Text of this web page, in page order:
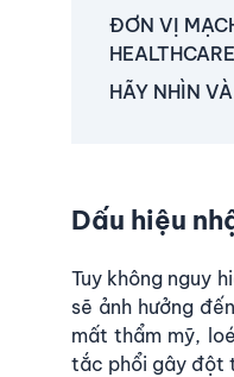
ĐƠN VỊ
HEALTHCARE
HÃY NHÌN
Dấu hiệu
Tuy không nguy
sẽ ảnh hưởng
mất thẩm mỹ,
tắc phổi gây đột